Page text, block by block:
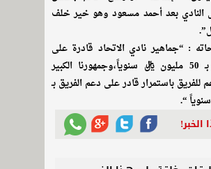
بعد أحمد مسعود وهو خير خلف
: “جماهير نادي الاتحاد قادرة على
دعم الفريق بـ 50 مليون ريال سنوياً،وجمهورنا الكبير
للفريق باستمرار قادر على دعم الفريق بـ